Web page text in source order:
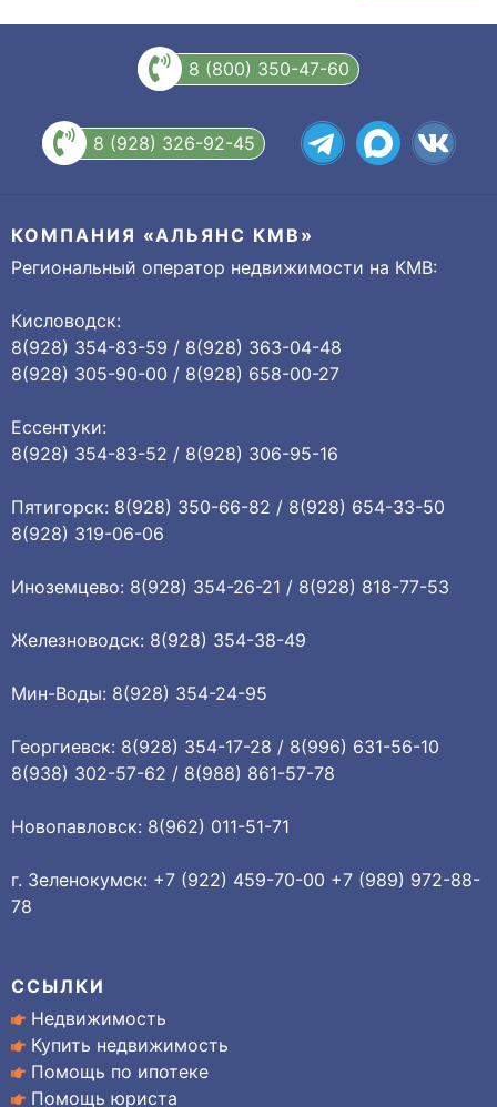
8 (800) 350-47-60
8 (928) 326-92-45
КОМПАНИЯ «АЛЬЯНС КМВ»
Региональный оператор недвижимости на КМВ:
Кисловодск:
8(928) 354-83-59 / 8(928) 363-04-48
8(928) 305-90-00 / 8(928) 658-00-27
Ессентуки:
8(928) 354-83-52 / 8(928) 306-95-16
Пятигорск: 8(928) 350-66-82 / 8(928) 654-33-50
8(928) 319-06-06
Иноземцево: 8(928) 354-26-21 / 8(928) 818-77-53
Железноводск: 8(928) 354-38-49
Мин-Воды: 8(928) 354-24-95
Георгиевск: 8(928) 354-17-28 / 8(996) 631-56-10
8(938) 302-57-62 / 8(988) 861-57-78
Новопавловск: 8(962) 011-51-71
г. Зеленокумск: +7 (922) 459-70-00 +7 (989) 972-88-
78
ССЫЛКИ
Недвижимость
Купить недвижимость
Помощь по ипотеке
Помощь юриста